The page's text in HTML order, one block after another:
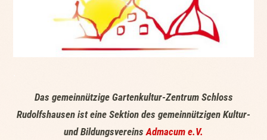
Das gemeinnützige Gartenkultur-Zentrum Schloss
Rudolfshausen ist eine Sektion des gemeinnützigen Kultur-
und BildungsvereinsAdmacum e.V.